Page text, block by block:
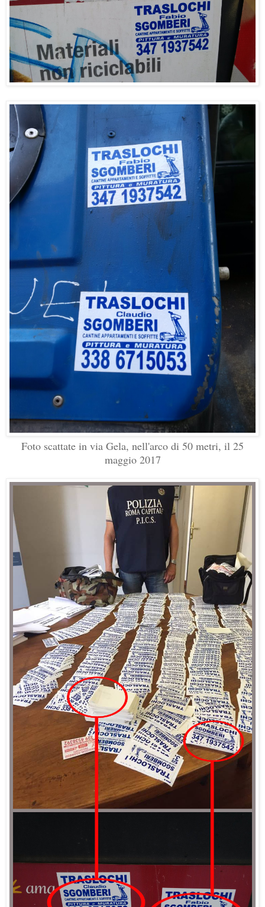
Foto scattate in via Gela, nell'arco di 50 metri, il 25
maggio 2017